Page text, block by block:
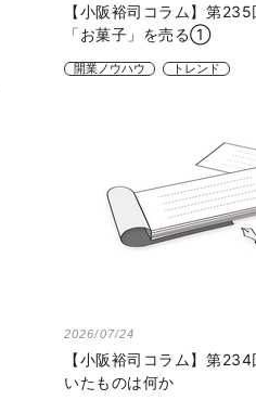
【小阪裕司コラム】第
「お菓子」を売る①
開業ノウハウ トレンド
2026/07/24
【小阪裕司コラム】第
いたものは何か